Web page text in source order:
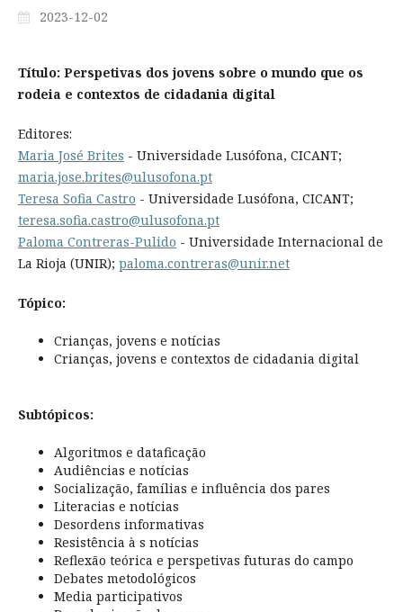
2023-12-02
Título: Perspetivas dos jovens sobre o mundo que os
rodeia e contextos de cidadania digital
Editores:
Maria José Brites - Universidade Lusófona, CICANT;
maria.jose.brites@ulusofona.pt
Teresa Sofia Castro - Universidade Lusófona, CICANT;
teresa.sofia.castro@ulusofona.pt
Paloma Contreras-Pulido - Universidade Internacional de
La Rioja (UNIR); paloma.contreras@unir.net
Tópico:
Crianças, jovens e notícias
Crianças, jovens e contextos de cidadania digital
Subtópicos:
Algoritmos e dataficação
Audiências e notícias
Socialização, famílias e influência dos pares
Literacias e notícias
Desordens informativas
Resistência à s notícias
Reflexão teórica e perspetivas futuras do campo
Debates metodológicos
Media participativos